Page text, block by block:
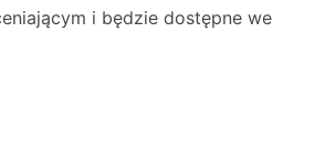
i będzie dostępne we